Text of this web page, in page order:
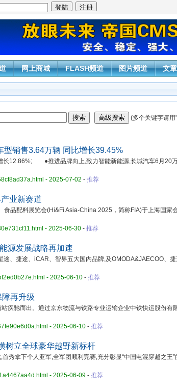
网上商城 FLASH频道 图片频道 文
(多个关键字请
销售3.64万辆 同比增长39.45%
●推进品牌向上,致力智能新能源,长城汽车6月20万
- 2025-07-02 - 推荐
业新赛道
品配料展览会(Hi&Fi Asia-China 2025，简称FIA)于上海国家
- 2025-06-30 - 推荐
源发展战略再加速
捷途、iCAR、智界五大国内品牌,及OMODA&JAECOO、捷
- 2025-06-10 - 推荐
再升级
驰而出。通过京东物流与铁路专业运输企业中铁快运股份有
- 2025-06-10 - 推荐
树立全球豪华越野新标杆
秀拿下个人亚军,全军团顺利完赛,充分彰显“中国电混穿越之王
- 2025-06-09 - 推荐